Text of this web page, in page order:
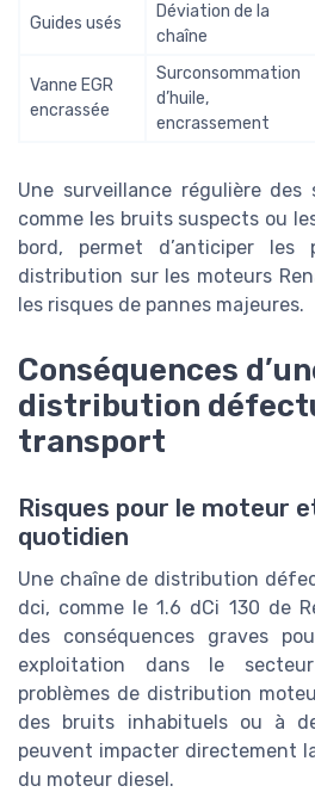
Guides usés
Déviation de la
chaîne
Vanne EGR
encrassée
Surconsommation
d’huile,
encrassement
Une surveillance régulière des
comme les bruits suspects ou
bord, permet d’anticiper les
distribution sur les moteurs
les risques de pannes majeures.
Conséquences
distribution
transport
Risques pour le moteur
quotidien
Une chaîne de distribution
dci, comme le 1.6 dCi 130 de
des conséquences graves
exploitation dans le
problèmes de distribution
des bruits inhabituels ou à
peuvent impacter directement
du moteur diesel.